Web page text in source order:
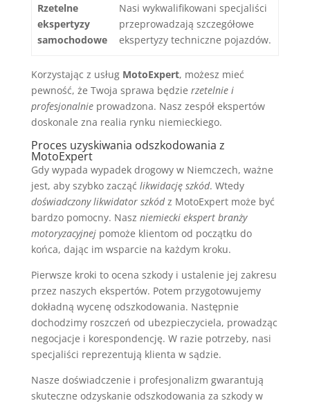
Rzetelne
ekspertyzy
samochodowe
Nasi wykwalifikowani specjaliści
przeprowadzają szczegółowe
ekspertyzy techniczne pojazdów.
Korzystając z usług MotoExpert, możesz mieć
pewność, że Twoja sprawa będzie rzetelnie i
profesjonalnieprowadzona. Nasz zespół ekspertów
doskonale zna realia rynku niemieckiego.
Proces uzyskiwania odszkodowania z
MotoExpert
Gdy wypada wypadek drogowy w Niemczech, ważne
jest, aby szybko zacząć likwidację szkód. Wtedy
doświadczony likwidator szkódz MotoExpert może być
bardzo pomocny. Nasz niemiecki ekspert branży
motoryzacyjnejpomoże klientom od początku do
końca, dając im wsparcie na każdym kroku.
Pierwsze kroki to ocena szkody i ustalenie jej zakresu
przez naszych ekspertów. Potem przygotowujemy
dokładną wycenę odszkodowania. Następnie
dochodzimy roszczeń od ubezpieczyciela, prowadząc
negocjacje i korespondencję. W razie potrzeby, nasi
specjaliści reprezentują klienta w sądzie.
Nasze doświadczenie i profesjonalizm gwarantują
skuteczne odzyskanie odszkodowania za szkody w